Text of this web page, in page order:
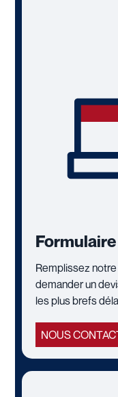
Formulaire
Remplissez
demander un
les plus brefs
NOUS